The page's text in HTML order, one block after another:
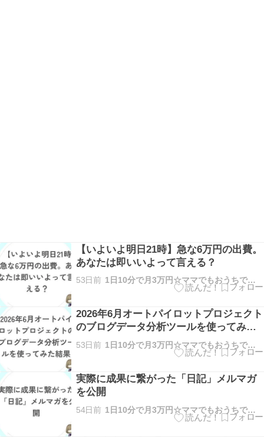
【いよいよ明日21時】急な6万円の出費。
あなたは即いいよって言える？
53日前 1日10分で月3万円☆ママでもおうちで稼げる方法を解説
2026年6月オートパイロットプロジェクト
のブログデータ分析ツールを使ってみた
結果
53日前 1日10分で月3万円☆ママでもおうちで稼げる方法を解説
実際に成果に繋がった「日記」メルマガ
を公開
54日前 1日10分で月3万円☆ママでもおうちで稼げる方法を解説